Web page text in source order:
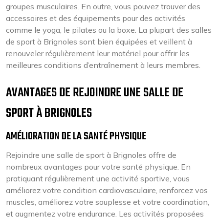
groupes musculaires. En outre, vous pouvez trouver des
accessoires et des équipements pour des activités
comme le yoga, le pilates ou la boxe. La plupart des salles
de sport à Brignoles sont bien équipées et veillent à
renouveler régulièrement leur matériel pour offrir les
meilleures conditions d’entraînement à leurs membres.
AVANTAGES DE REJOINDRE UNE SALLE DE
SPORT À BRIGNOLES
AMÉLIORATION DE LA SANTÉ PHYSIQUE
Rejoindre une salle de sport à Brignoles offre de
nombreux avantages pour votre santé physique. En
pratiquant régulièrement une activité sportive, vous
améliorez votre condition cardiovasculaire, renforcez vos
muscles, améliorez votre souplesse et votre coordination,
et augmentez votre endurance. Les activités proposées